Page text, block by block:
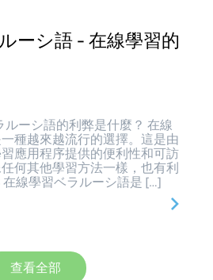
ーシ語 - 在線學習的
ルーシ語的利弊是什麼？ 在線
種越來越流行的選擇。這是由
應用程序提供的便利性和可訪
何其他學習方法一樣，也有利
在線學習ベラルーシ語是 […]
查看全部